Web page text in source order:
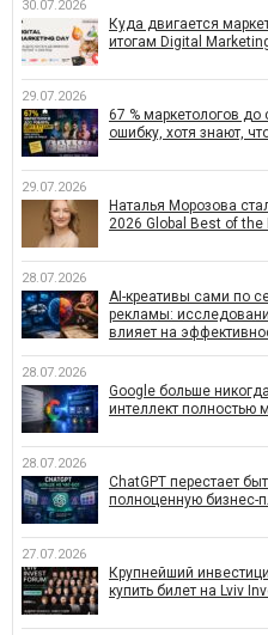
30.07.2026
Куда двигается
итогам Digital
29.07.2026
67 % маркетологов до
ошибку, хотя знают,
29.07.2026
Наталья Морозова
2026 Global Best of the
28.07.2026
AI-креативы сами по
рекламы:
влияет на
28.07.2026
Google больше
интеллект полностью
28.07.2026
ChatGPT перестает
полноценную бизнес-
27.07.2026
Крупнейший
купить билет на Lviv